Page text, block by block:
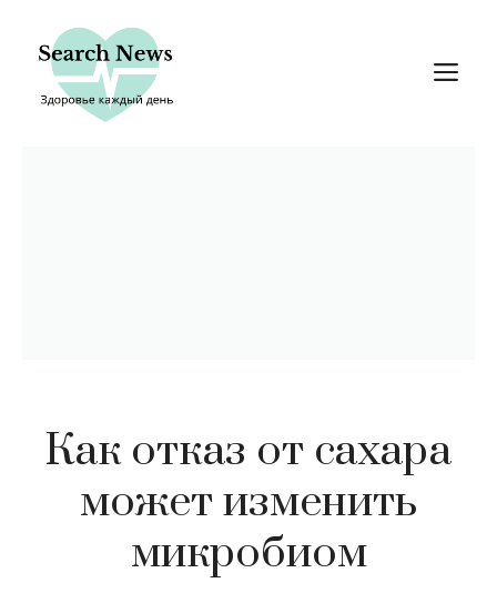
содержимому
Как отказ от сахара
может изменить
микробиом